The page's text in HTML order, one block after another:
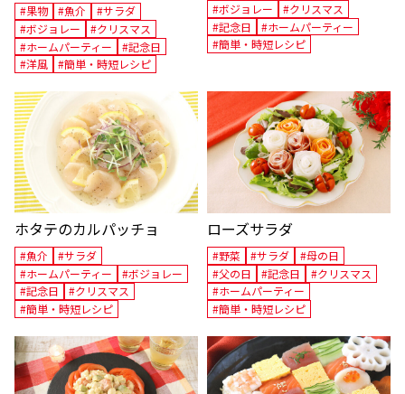
#果物 #魚介
#サラダ
#ボジョレー
#クリスマス
#ホームパーティー
#記念日
#洋風
#簡単・時短レシピ
#ボジョレー
#クリスマス
#記念日
#ホームパーティー
#簡単・時短レシピ
ホタテのカルパッチョ
#魚介
#サラダ
#ホームパーティー
#ボジョレー
#記念日
#クリスマス
#簡単・時短レシピ
ローズサラダ
#野菜 #サラダ
#母の日
#父の日
#記念日
#クリスマス
#ホームパーティー
#簡単・時短レシピ